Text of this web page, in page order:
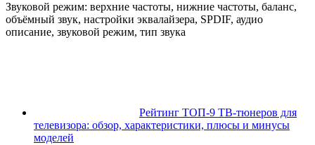
Звуковой режим: верхние частоты, нижние частоты, баланс,
объёмный звук, настройки эквалайзера, SPDIF, аудио
описание, звуковой режим, тип звука
Рейтинг ТОП-9 ТВ-тюнеров для
телевизора: обзор, характеристики, плюсы и минусы
моделей